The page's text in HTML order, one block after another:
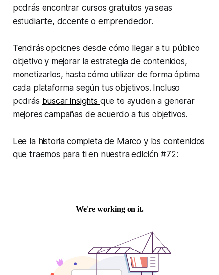
podrás encontrar cursos gratuitos ya seas
estudiante, docente o emprendedor.
Tendrás opciones desde cómo llegar a tu público
objetivo y mejorar la estrategia de contenidos,
monetizarlos, hasta cómo utilizar de forma óptima
cada plataforma según tus objetivos. Incluso
podrás buscar insights que te ayuden a generar
mejores campañas de acuerdo a tus objetivos.
Lee la historia completa de Marco y los contenidos
que traemos para ti en nuestra edición #72: